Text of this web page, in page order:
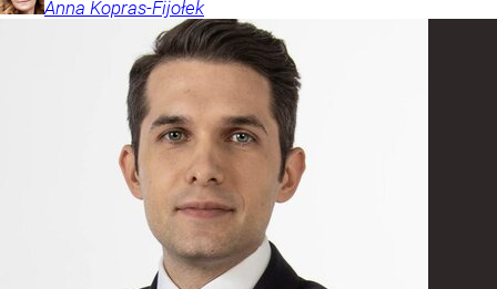
Anna Kopras-Fijołek